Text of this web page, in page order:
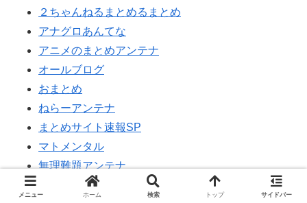
２ちゃんねるまとめるまとめ
アナグロあんてな
アニメのまとめアンテナ
オールブログ
おまとめ
ねらーアンテナ
まとめサイト速報SP
マトメンタル
無理難題アンテナ
メニュー ホーム 検索 トップ サイドバー